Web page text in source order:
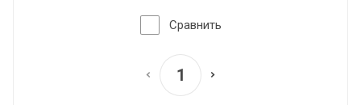
Сравнить